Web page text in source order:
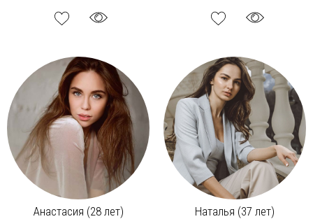
Анастасия (28 лет)
Наталья (37 лет)